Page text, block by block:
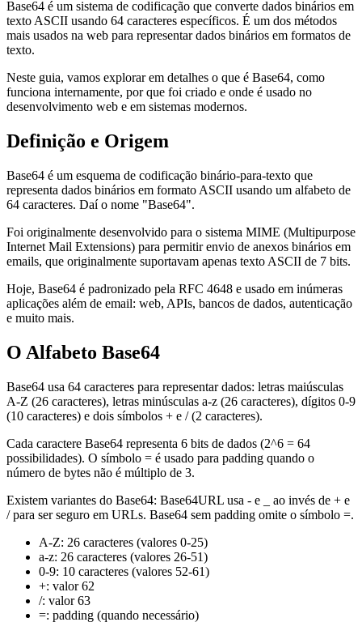
Base64 é um sistema de codificação que converte dados binários em
texto ASCII usando 64 caracteres específicos. É um dos métodos
mais usados na web para representar dados binários em formatos de
texto.
Neste guia, vamos explorar em detalhes o que é Base64, como
funciona internamente, por que foi criado e onde é usado no
desenvolvimento web e em sistemas modernos.
Definição e Origem
Base64 é um esquema de codificação binário-para-texto que
representa dados binários em formato ASCII usando um alfabeto de
64 caracteres. Daí o nome "Base64".
Foi originalmente desenvolvido para o sistema MIME (Multipurpose
Internet Mail Extensions) para permitir envio de anexos binários em
emails, que originalmente suportavam apenas texto ASCII de 7 bits.
Hoje, Base64 é padronizado pela RFC 4648 e usado em inúmeras
aplicações além de email: web, APIs, bancos de dados, autenticação
e muito mais.
O Alfabeto Base64
Base64 usa 64 caracteres para representar dados: letras maiúsculas
A-Z (26 caracteres), letras minúsculas a-z (26 caracteres), dígitos 0-9
(10 caracteres) e dois símbolos + e / (2 caracteres).
Cada caractere Base64 representa 6 bits de dados (2^6 = 64
possibilidades). O símbolo = é usado para padding quando o
número de bytes não é múltiplo de 3.
Existem variantes do Base64: Base64URL usa - e _ ao invés de + e
/ para ser seguro em URLs. Base64 sem padding omite o símbolo =.
A-Z: 26 caracteres (valores 0-25)
a-z: 26 caracteres (valores 26-51)
0-9: 10 caracteres (valores 52-61)
+: valor 62
/: valor 63
=: padding (quando necessário)